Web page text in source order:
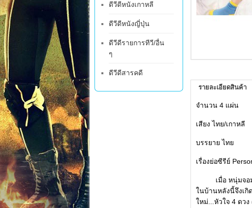
ดีวีดีหนังเกาหลี
ดีวีดีหนังญี่ปุ่น
ดีวีดีรายการทีวี/อื่น
ๆ
ดีวีดีสารคดี
รายละเอียดสินค้า
จำนวน 4 แผ่น
เสียง ไทย/เกาหลี
บรรยาย ไทย
เรื่องย่อซีรีย์
เมื่อ หนุ่มจอมเนี้
ในบ้านหลังนี้จึงเกิ
ใหม่...หัวใจ 4 ดว